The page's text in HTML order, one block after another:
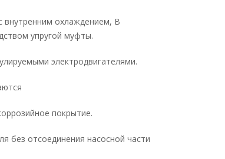
внутренним охлаждением, В
упругой муфты.
электродвигателями.
покрытие.
без отсоединения насосной части